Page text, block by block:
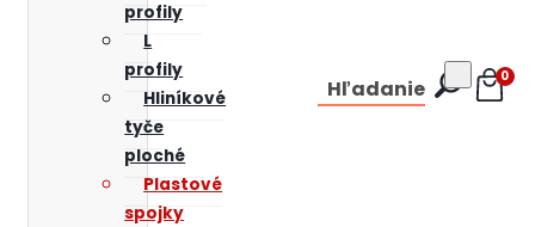
profily
L
profily
Hliníkové
tyče
ploché
Plastové
spojky
Hľadanie 0